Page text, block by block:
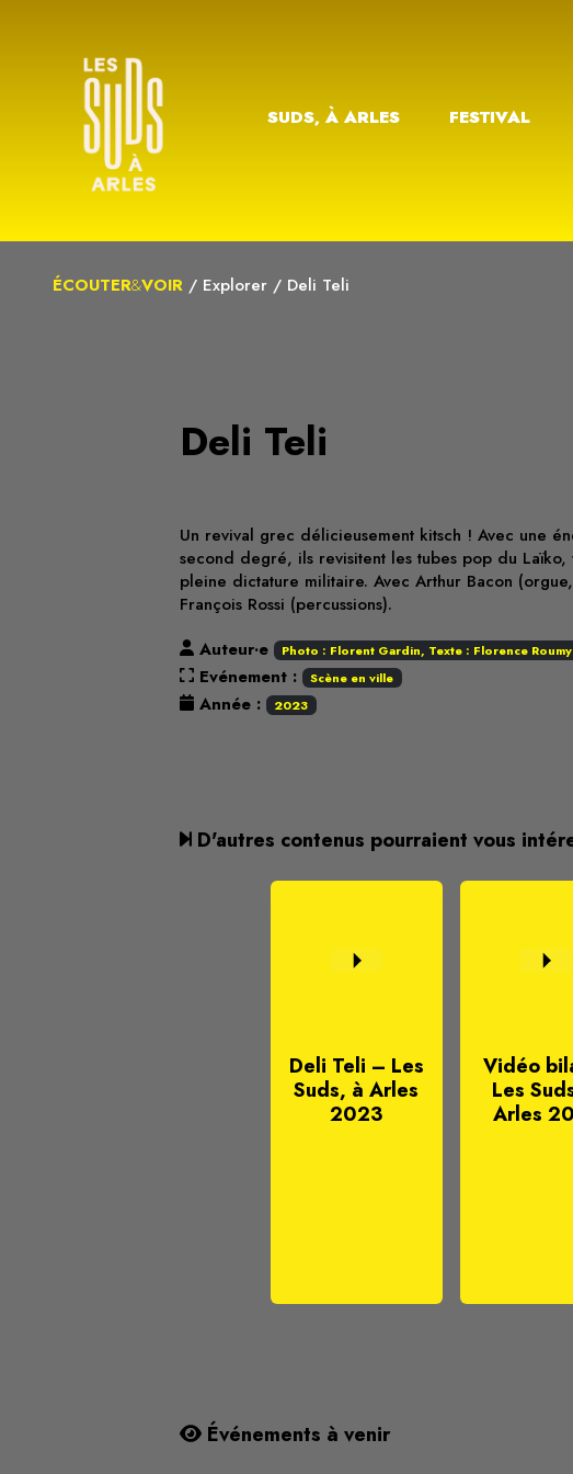
SUDS, À ARLES FESTIVAL
ÉCOUTER&VOIR / Explorer / Deli Teli
Deli Teli
Un revival grec délicieusement kitsch ! Avec une
second degré, ils revisitent les tubes pop du
pleine dictature militaire. Avec Arthur Bacon
François Rossi (percussions).
Auteur·e
Photo : Florent Gardin, Texte : Florence Roumy
Evénement : Scène en ville
Année : 2023
D'autres contenus pourraient vous
Deli Teli – Les
Suds, à Arles
2023
Vidéo
Les
Arles
Événements à venir